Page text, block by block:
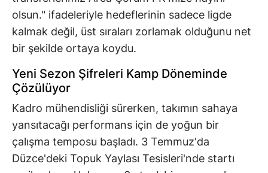
olsun." ifadeleriyle hedeflerinin sadece ligde
kalmak değil, üst sıraları zorlamak olduğunu net
bir şekilde ortaya koydu.
Yeni Sezon Şifreleri Kamp Döneminde
Çözülüyor
Kadro mühendisliği sürerken, takımın sahaya
yansıtacağı performans için de yoğun bir
çalışma temposu başladı. 3 Temmuz'da
Düzce'deki Topuk Yaylası Tesisleri'nde startı